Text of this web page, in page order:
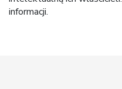
informacji.